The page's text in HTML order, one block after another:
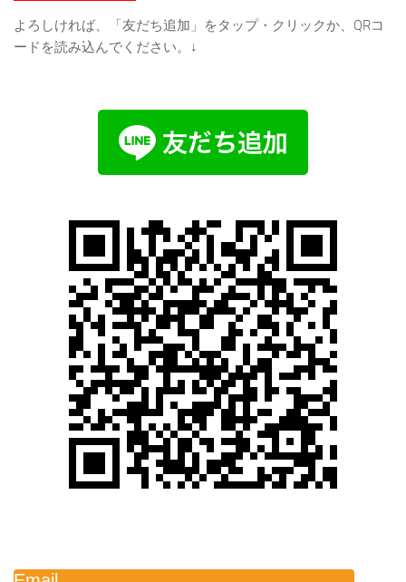
よろしければ、「友だち追加」をタップ・クリックか、QRコ
ードを読み込んでください。↓